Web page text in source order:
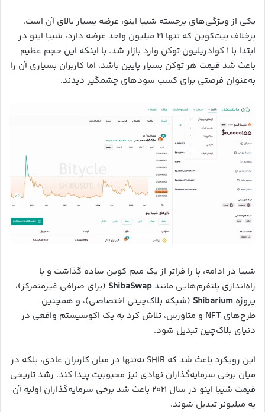
یکی از ویژگی‌های برجسته شیبا اینو، عرضه بسیار بالای آن است.
برخلاف بیت‌کوین که تنها ۲۱ میلیون واحد عرضه دارد، شیبا اینو در
ابتدا با ۱ کوادریلیون توکن وارد بازار شد. با اینکه این حجم عظیم
باعث شد قیمت هر توکن بسیار پایین باشد، اما کاربران بسیاری آن را
به‌عنوان فرصتی برای کسب سودهای چشمگیر دیدند.
شیبا در ادامه، پا را فراتر از یک میم کوین ساده گذاشت و با
راه‌اندازی پلتفرم‌هایی مانندShibaSwap (برای صرافی غیرمتمرکز)،
پروژه Shibarium (شبکه بلاک‌چینی اختصاصی)، و همچنین
طرح‌های NFT و متاورس، تلاش کرد به یک اکوسیستم واقعی در
دنیای بلاک‌چین تبدیل شود.
این رویکرد باعث شد که SHIB نه‌تنها در میان کاربران عادی، بلکه در
میان برخی سرمایه‌گذاران نهادی نیز محبوبیت پیدا کند. رشد تاریخی
قیمت شیبا اینو در سال ۲۰۲۱ باعث شد برخی سرمایه‌گذاران اولیه آن
به میلیونر تبدیل شوند.